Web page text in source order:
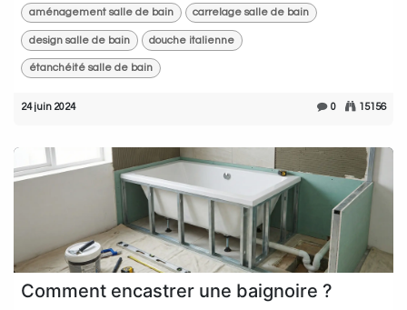
aménagement salle de bain carrelage salle de bain
design salle de bain douche italienne
étanchéité salle de bain
24 juin 2024 0 15156
Comment encastrer une baignoire ?